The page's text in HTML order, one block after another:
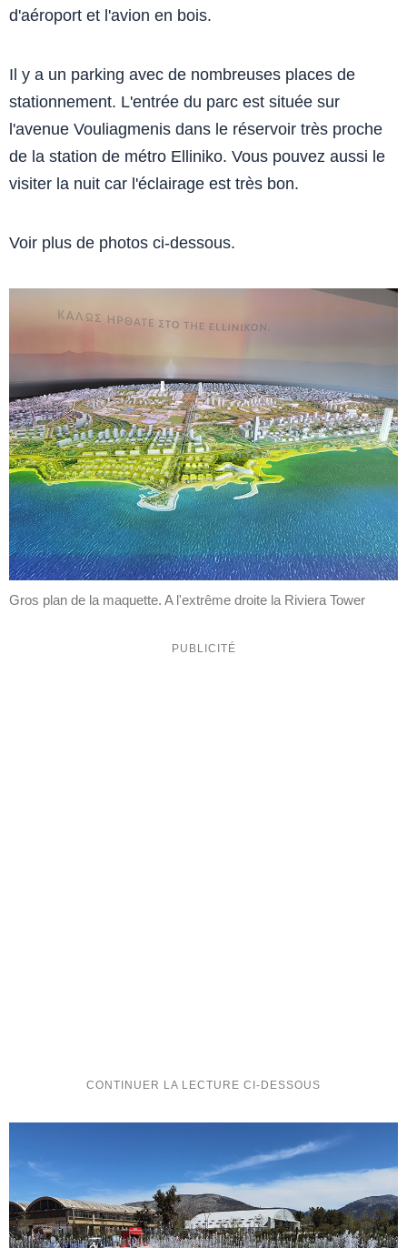
d'aéroport et l'avion en bois.
Il y a un parking avec de nombreuses places de
stationnement. L'entrée du parc est située sur
l'avenue Vouliagmenis dans le réservoir très proche
de la station de métro Elliniko. Vous pouvez aussi le
visiter la nuit car l'éclairage est très bon.
Voir plus de photos ci-dessous.
Gros plan de la maquette. A l'extrême droite la Riviera Tower